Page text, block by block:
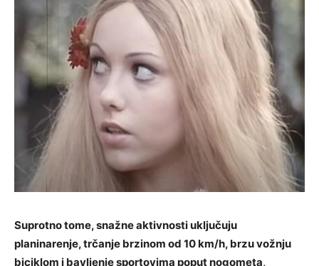
Suprotno tome, snažne aktivnosti uključuju
planinarenje, trčanje brzinom od 10 km/h, brzu vožnju
biciklom i bavljenje sportovima poput nogometa,